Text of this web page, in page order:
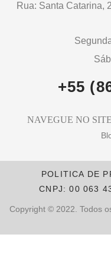
Rua: Santa Catarina,
+55
NAVEGUE NO SITE
POLITICA DE
CNPJ: 00 063
Copyright © 2022. Todos